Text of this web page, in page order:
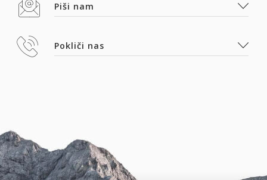
Piši nam
Pokliči nas